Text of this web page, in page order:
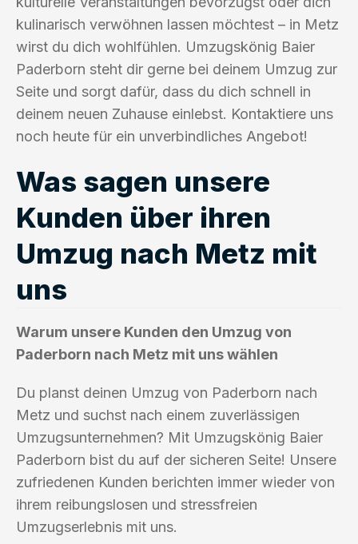
kulinarisch verwöhnen lassen möchtest – in Metz
wirst du dich wohlfühlen. Umzugskönig Baier
Paderborn steht dir gerne bei deinem Umzug zur
Seite und sorgt dafür, dass du dich schnell in
deinem neuen Zuhause einlebst. Kontaktiere uns
noch heute für ein unverbindliches Angebot!
Was sagen unsere
Kunden über ihren
Umzug nach Metz mit
uns
Warum unsere Kunden den Umzug von
Paderborn nach Metz mit uns wählen
Du planst deinen Umzug von Paderborn nach
Metz und suchst nach einem zuverlässigen
Umzugsunternehmen? Mit Umzugskönig Baier
Paderborn bist du auf der sicheren Seite! Unsere
zufriedenen Kunden berichten immer wieder von
ihrem reibungslosen und stressfreien
Umzugserlebnis mit uns.